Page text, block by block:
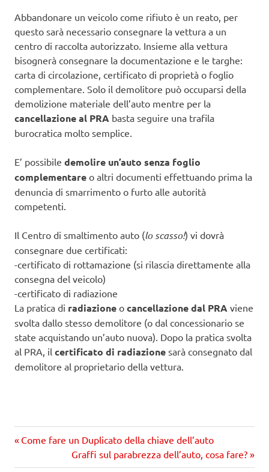
Abbandonare un veicolo come rifiuto è un reato, per
questo sarà necessario consegnare la vettura a un
centro di raccolta autorizzato. Insieme alla vettura
bisognerà consegnare la documentazione e le targhe:
carta di circolazione, certificato di proprietà o foglio
complementare. Solo il demolitore può occuparsi della
demolizione materiale dell’auto mentre per la
cancellazione al PRA basta seguire una trafila
burocratica molto semplice.
E’ possibile demolire un’auto senza foglio
complementare o altri documenti effettuando prima la
denuncia di smarrimento o furto alle autorità
competenti.
Il Centro di smaltimento auto (lo scasso!) vi dovrà
consegnare due certificati:
-certificato di rottamazione (si rilascia direttamente alla
consegna del veicolo)
-certificato di radiazione
La pratica di radiazione o cancellazione dal PRA viene
svolta dallo stesso demolitore (o dal concessionario se
state acquistando un’auto nuova). Dopo la pratica svolta
al PRA, il certificato di radiazione sarà consegnato dal
demolitore al proprietario della vettura.
Navigazione
Precedente
Come fare un Duplicato della chiave dell’auto
Prossimo
articolo
Graffi sul parabrezza dell’auto, cosa fare?